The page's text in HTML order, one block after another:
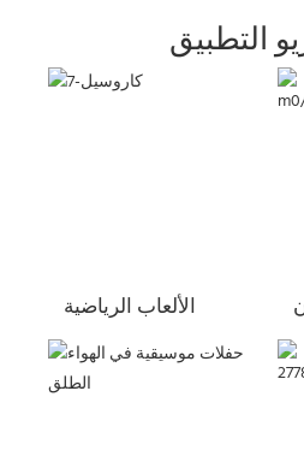
التطبيق
الألعاب الرياضية